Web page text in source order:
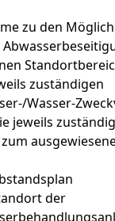
zu den
zuständigen
Wasser-
jeweils
der